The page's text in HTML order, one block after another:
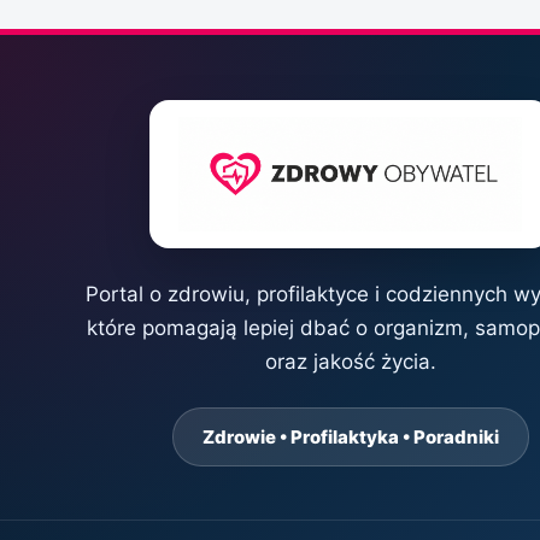
Portal o zdrowiu, profilaktyce i codziennych
które pomagają lepiej dbać o organizm,
oraz jakość życia.
Zdrowie • Profilaktyka • Poradniki